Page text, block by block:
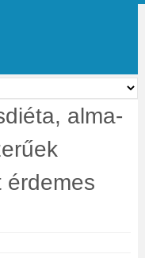
alma-
érdemes